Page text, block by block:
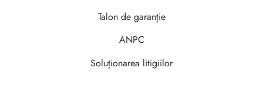
Talon de garanție
ANPC
Soluționarea litigiilor